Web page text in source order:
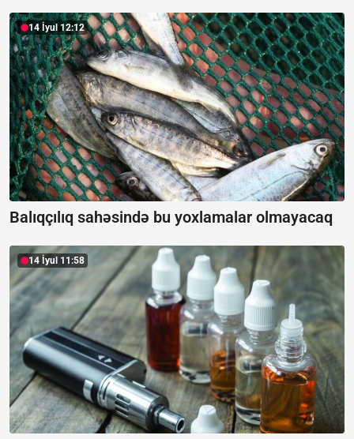
14 İyul 12:12
Balıqçılıq sahəsində bu yoxlamalar olmayacaq
14 İyul 11:58